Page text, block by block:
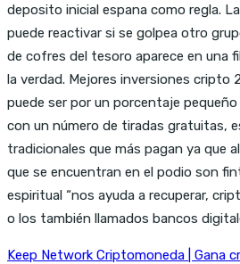
deposito inicial espana como regla.
puede reactivar si se golpea otro
de cofres del tesoro aparece en una
la verdad. Mejores inversiones cripto
puede ser por un porcentaje
con un número de tiradas gratuitas,
tradicionales que más pagan ya que
que se encuentran en el podio son
espiritual “nos ayuda a recuperar,
o los también llamados bancos
Keep Network Criptomoneda | Gana